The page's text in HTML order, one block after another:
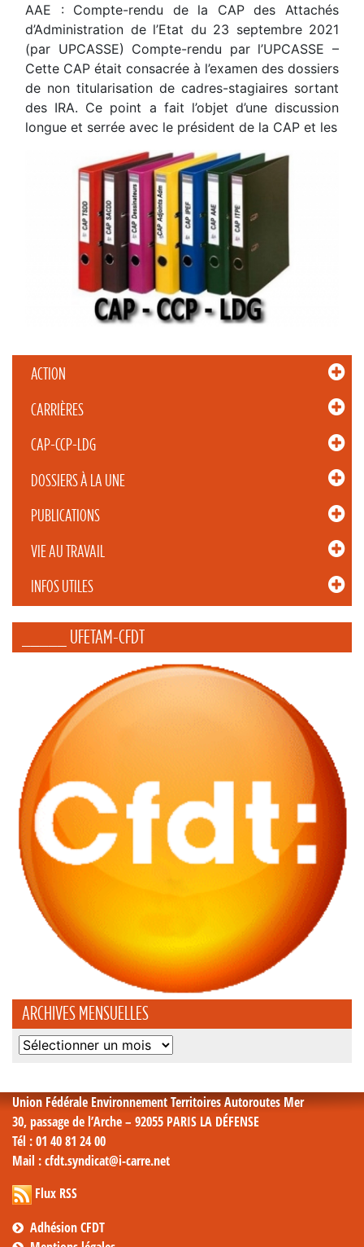
ACTION
CARRIÈRES
CAP-CCP-LDG
DOSSIERS À LA UNE
PUBLICATIONS
VIE AU TRAVAIL
INFOS UTILES
_____ UFETAM-CFDT
ARCHIVES MENSUELLES
Archives
AAE : Compte-rendu de la CAP des Attachés
d’Administration de l’Etat du 23 septembre 2021
(par UPCASSE) Compte-rendu par l’UPCASSE –
Cette CAP était consacrée à l’examen des dossiers
de non titularisation de cadres-stagiaires sortant
des IRA. Ce point a fait l’objet d’une discussion
longue et serrée avec le président de la CAP et les
Union Fédérale Environnement Territoires Autoroutes Mer
30, passage de l’Arche – 92055 PARIS LA DÉFENSE
Tél : 01 40 81 24 00
Mail : cfdt.syndicat@i-carre.net
Flux RSS
Adhésion CFDT